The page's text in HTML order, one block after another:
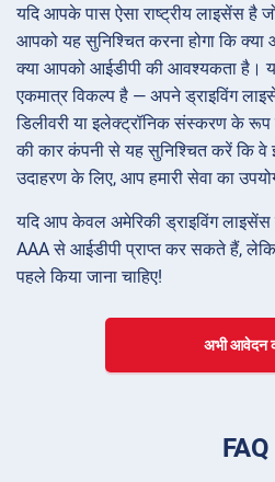
यदि आपके पास ऐसा राष्ट्रीय लाइसेंस है
आपको यह सुनिश्चित करना होगा कि
क्या आपको आईडीपी की आवश्यकता है।
एकमात्र विकल्प है — अपने ड्राइविंग
डिलीवरी या इलेक्ट्रॉनिक संस्करण के रूप
की कार कंपनी से यह सुनिश्चित करें कि वे
उदाहरण के लिए, आप हमारी सेवा का
यदि आप केवल अमेरिकी ड्राइविंग लाइसेंस
AAA से आईडीपी प्राप्त कर सकते हैं,
पहले किया जाना चाहिए!
अभी आवेदन
FAQ